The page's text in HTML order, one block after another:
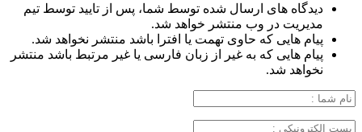
دیدگاه های ارسال شده توسط شما، پس از تایید توسط تیم
مدیریت در وب منتشر خواهد شد.
پیام هایی که حاوی تهمت یا افترا باشد منتشر نخواهد شد.
پیام هایی که به غیر از زبان فارسی یا غیر مرتبط باشد منتشر
نخواهد شد.